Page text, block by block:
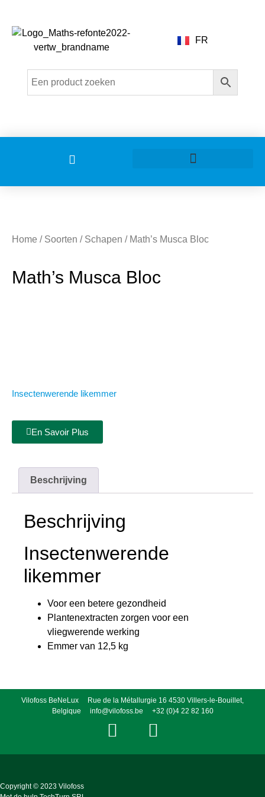
FR
Home / Soorten / Schapen / Math’s Musca Bloc
Math’s Musca Bloc
Insectenwerende likemmer
En Savoir Plus
Beschrijving
Beschrijving
Insectenwerende
likemmer
Voor een betere gezondheid
Plantenextracten zorgen voor een
vliegwerende werking
Emmer van 12,5 kg
Vilofoss BeNeLux Rue de la Métallurgie 16 4530 Villers-le-Bouillet,
Belgique
info@vilofoss.be +32 (0)4 22 82 160
Copyright © 2023 Vilofoss